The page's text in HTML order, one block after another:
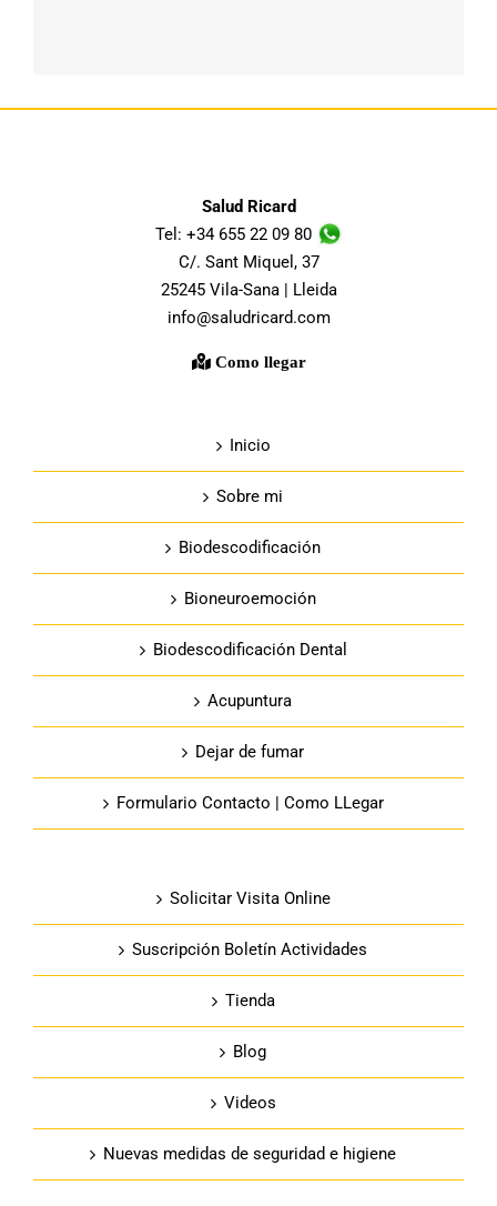
Salud Ricard
Tel: +34 655 22 09 80
C/. Sant Miquel, 37
25245 Vila-Sana | Lleida
info@saludricard.com
Como llegar
Inicio
Sobre mi
Biodescodificación
Bioneuroemoción
Biodescodificación Dental
Acupuntura
Dejar de fumar
Formulario Contacto | Como LLegar
Solicitar Visita Online
Suscripción Boletín Actividades
Tienda
Blog
Videos
Nuevas medidas de seguridad e higiene